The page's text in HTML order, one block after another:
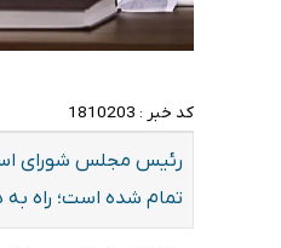
کد خبر : 1810203
رئیس مجلس شورای
تمام شده است؛ راه